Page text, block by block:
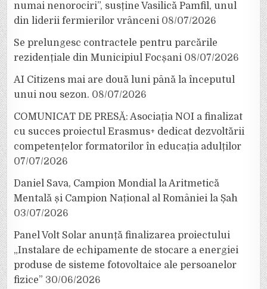
numai nenorociri”, susține Vasilică Pamfil, unul
din liderii fermierilor vrânceni 08/07/2026
Se prelungesc contractele pentru parcările
rezidențiale din Municipiul Focșani 08/07/2026
AI Citizens mai are două luni până la începutul
unui nou sezon. 08/07/2026
COMUNICAT DE PRESĂ: Asociația NOI a finalizat
cu succes proiectul Erasmus+ dedicat dezvoltării
competențelor formatorilor în educația adulților
07/07/2026
Daniel Sava, Campion Mondial la Aritmetică
Mentală și Campion Național al României la Șah
03/07/2026
Panel Volt Solar anunță finalizarea proiectului
„Instalare de echipamente de stocare a energiei
produse de sisteme fotovoltaice ale persoanelor
fizice” 30/06/2026